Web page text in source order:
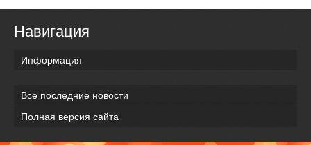
Навигация
Информация
Все последние новости
Полная версия сайта